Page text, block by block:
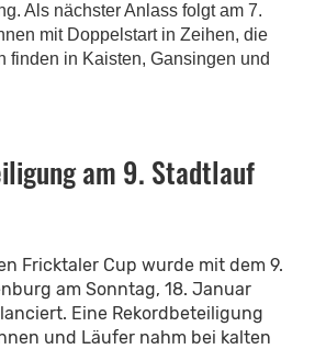
Als nächster Anlass folgt am 7.
mit Doppelstart in Zeihen, die
finden in Kaisten, Gansingen und
am 9. Stadtlauf
Fricktaler Cup wurde mit dem 9.
am Sonntag, 18. Januar
Eine Rekordbeteiligung
und Läufer nahm bei kalten